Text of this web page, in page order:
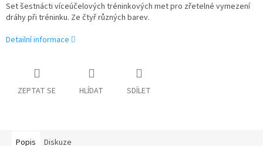
Set šestnácti víceúčelových tréninkových met pro zřetelné vymezení
dráhy při tréninku. Ze čtyř různých barev.
Detailní informace
ZEPTAT SE HLÍDAT SDÍLET
Popis Diskuze